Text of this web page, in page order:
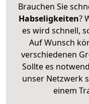
Brauchen Sie
Habseligkeiten?
es wird schnell,
Auf Wunsch
verschiedenen
Sollte es
unser Netzwerk
einem